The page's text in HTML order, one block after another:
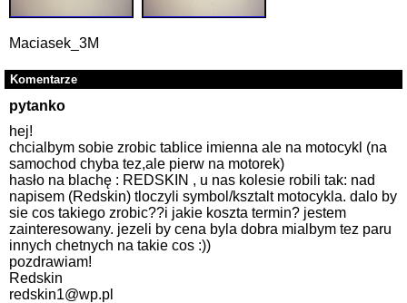
Maciasek_3M
Komentarze
pytanko
hej!
chcialbym sobie zrobic tablice imienna ale na motocykl (na
samochod chyba tez,ale pierw na motorek)
hasło na blachę : REDSKIN , u nas kolesie robili tak: nad
napisem (Redskin) tloczyli symbol/ksztalt motocykla. dalo by
sie cos takiego zrobic??i jakie koszta termin? jestem
zainteresowany. jezeli by cena byla dobra mialbym tez paru
innych chetnych na takie cos :))
pozdrawiam!
Redskin
redskin1@wp.pl